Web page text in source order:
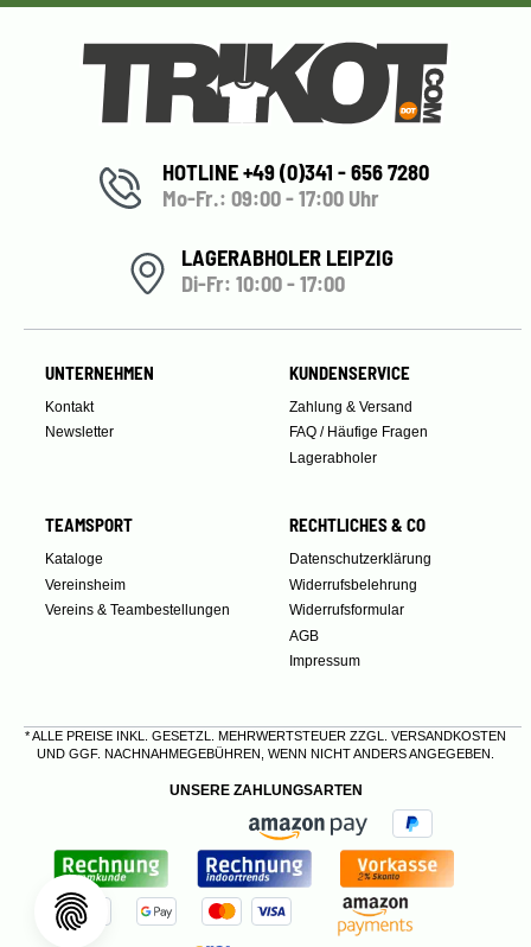
HOTLINE +49 (0)341 - 656 7280
Mo-Fr.: 09:00 - 17:00 Uhr
LAGERABHOLER LEIPZIG
Di-Fr: 10:00 - 17:00
UNTERNEHMEN
Kontakt
Newsletter
KUNDENSERVICE
Zahlung & Versand
FAQ / Häufige Fragen
Lagerabholer
TEAMSPORT
Kataloge
Vereinsheim
Vereins & Teambestellungen
RECHTLICHES & CO
Datenschutzerklärung
Widerrufsbelehrung
Widerrufsformular
AGB
Impressum
* ALLE PREISE INKL. GESETZL. MEHRWERTSTEUER ZZGL. VERSANDKOSTEN
UND GGF. NACHNAHMEGEBÜHREN, WENN NICHT ANDERS ANGEGEBEN.
UNSERE ZAHLUNGSARTEN